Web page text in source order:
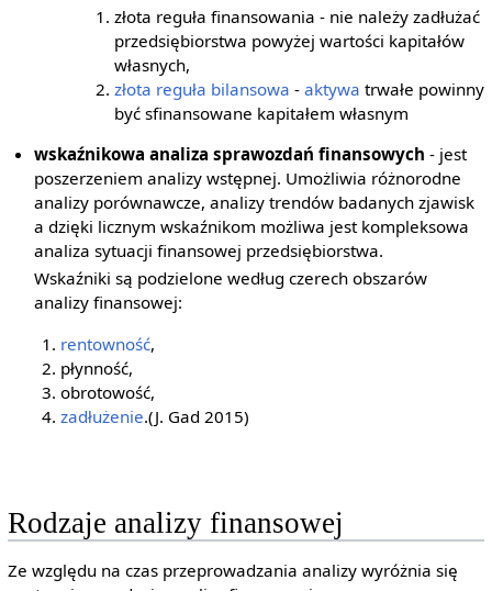
złota reguła finansowania - nie należy zadłużać
przedsiębiorstwa powyżej wartości kapitałów
własnych,
złota reguła bilansowa -aktywa trwałe powinny
być sfinansowane kapitałem własnym
wskaźnikowa analiza sprawozdań finansowych - jest
poszerzeniem analizy wstępnej. Umożliwia różnorodne
analizy porównawcze, analizy trendów badanych zjawisk
a dzięki licznym wskaźnikom możliwa jest kompleksowa
analiza sytuacji finansowej przedsiębiorstwa.
Wskaźniki są podzielone według czerech obszarów
analizy finansowej:
rentowność,
płynność,
obrotowość,
zadłużenie.(J. Gad 2015)
Rodzaje analizy finansowej
Ze względu na czas przeprowadzania analizy wyróżnia się